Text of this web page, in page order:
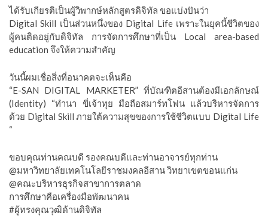
ได้รับเกียรติเป็นผู้วิพากษ์หลักสูตรดิจิทัล ขอแบ่งปันว่า
Digital Skill เป็นส่วนหนึ่งของ Digital Life เพราะในยุคนี้ชีวิตของ
ผู้คนติดอยู่กับดิจิทัล การจัดการศึกษาที่เป็น Local area-based
education จึงให้ความสำคัญ
วันนี้ผมเชื่อสิ่งที่อนาคตจะเห็นคือ
“E-SAN DIGITAL MARKETER” ที่บัณฑิตอีสานต้องมีเอกลักษณ์
(Identity) “ทำนา ขี่เจ้าทุย มือถือสมาร์ทโฟน แล้วบริหารจัดการ
ด้วย Digital Skill ภายใต้ความสุขของการใช้ชีวิตแบบ Digital Life
“
ขอบคุณท่านคณบดี รองคณบดีและท่านอาจารย์ทุกท่าน
@มหาวิทยาลัยเทคโนโลยีราชมงคลอีสาน วิทยาเขตขอนแก่น
@คณะบริหารธุรกิจสาขาการตลาด
การศึกษาคือเครื่องมือพัฒนาคน
#ผู้ทรงคุณวุฒิด้านดิจิทัล